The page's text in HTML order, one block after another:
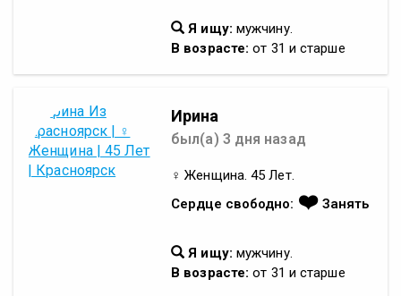
Я ищу: мужчину.
В возрасте: от 31 и старше
Ирина
был(а) 3 дня назад
♀ Женщина. 45 Лет.
Сердце свободно: ❤️Занять
Я ищу: мужчину.
В возрасте: от 31 и старше